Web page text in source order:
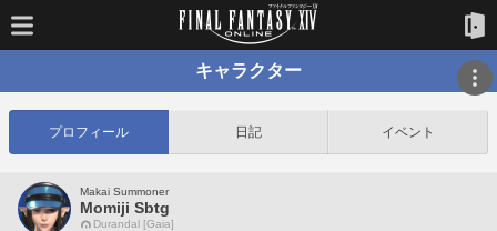
キャラクター
プロフィール 日記 イベント
Makai Summoner
Momiji Sbtg
Durandal [Gaia]